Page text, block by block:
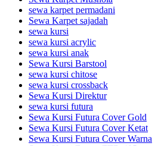
sewa karpet permadani
Sewa Karpet sajadah
sewa kursi
sewa kursi acrylic
sewa kursi anak
Sewa Kursi Barstool
sewa kursi chitose
sewa kursi crossback
Sewa Kursi Direktur
sewa kursi futura
Sewa Kursi Futura Cover Gold
Sewa Kursi Futura Cover Ketat
Sewa Kursi Futura Cover Warna